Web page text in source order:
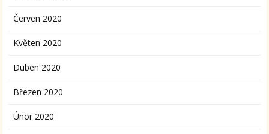
Červen 2020
Květen 2020
Duben 2020
Březen 2020
Únor 2020